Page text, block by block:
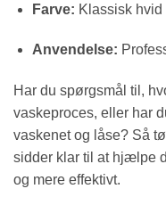
Farve: Klassisk hvid
Anvendelse:
Har du spørgsmål til,
vaskeproces, eller har
vaskenet og låse? Så
sidder klar til at hjælpe
og mere effektivt.